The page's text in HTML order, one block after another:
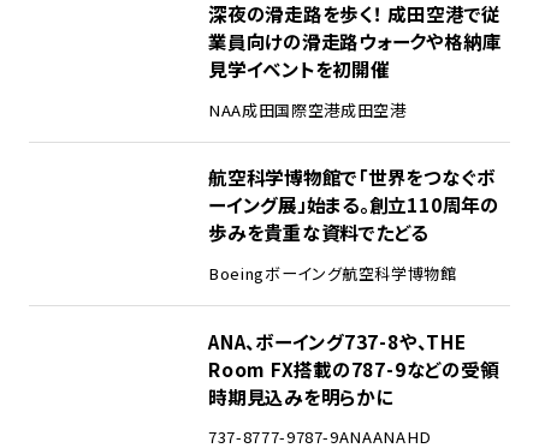
深夜の滑走路を歩く！ 成田空港で従
業員向けの滑走路ウォークや格納庫
見学イベントを初開催
NAA成田国際空港成田空港
航空科学博物館で「世界をつなぐボ
ーイング展」始まる。創立110周年の
歩みを貴重な資料でたどる
Boeingボーイング航空科学博物館
ANA、ボーイング737-8や、THE
Room FX搭載の787-9などの受領
時期見込みを明らかに
737-8777-9787-9ANAANAHD